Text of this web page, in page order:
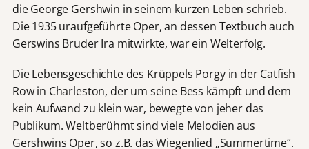
die George Gershwin in seinem kurzen Leben schrieb.
Die 1935 uraufgeführte Oper, an dessen Textbuch auch
Gerswins Bruder Ira mitwirkte, war ein Welterfolg.
Die Lebensgeschichte des Krüppels Porgy in der Catfish
Row in Charleston, der um seine Bess kämpft und dem
kein Aufwand zu klein war, bewegte von jeher das
Publikum. Weltberühmt sind viele Melodien aus
Gershwins Oper, so z.B. das Wiegenlied „Summertime“.